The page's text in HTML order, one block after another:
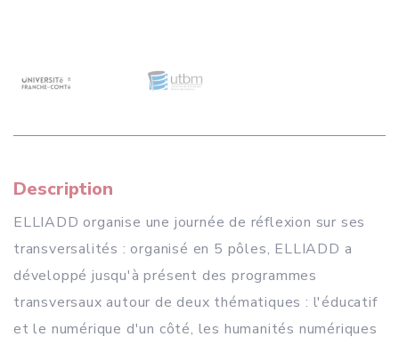
Description
ELLIADD organise une journée de réflexion sur ses
transversalités : organisé en 5 pôles, ELLIADD a
développé jusqu'à présent des programmes
transversaux autour de deux thématiques : l'éducatif
et le numérique d'un côté, les humanités numériques